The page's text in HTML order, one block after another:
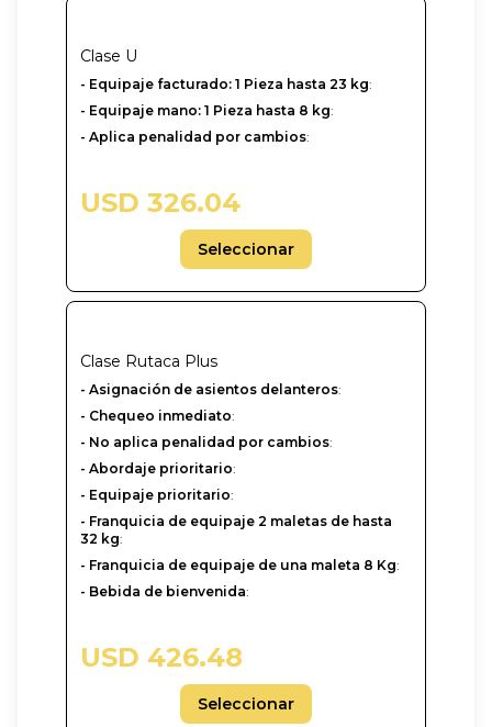
Clase U
-‎ Equipaje facturado: 1 Pieza hasta 23 kg:
- Equipaje mano: 1 Pieza hasta 8 kg:
- Aplica penalidad por cambios:
USD 326.04
Seleccionar
Clase Rutaca Plus
- Asignación de asientos delanteros:
- Chequeo inmediato:
- No aplica penalidad por cambios:
- Abordaje prioritario:
- Equipaje prioritario:
- Franquicia de equipaje 2 maletas de hasta
32 kg:
- Franquicia de equipaje de una maleta 8 Kg:
- Bebida de bienvenida:
USD 426.48
Seleccionar